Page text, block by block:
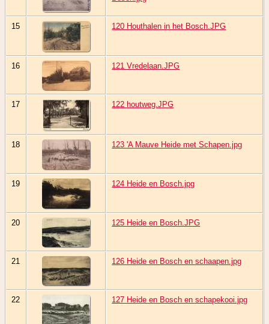
15 120 Houthalen in het Bosch.JPG
16 121 Vredelaan.JPG
17 122 houtweg.JPG
18 123 'A Mauve Heide met Schapen.jpg
19 124 Heide en Bosch.jpg
20 125 Heide en Bosch.JPG
21 126 Heide en Bosch en schaapen.jpg
22 127 Heide en Bosch en schapekooi.jpg